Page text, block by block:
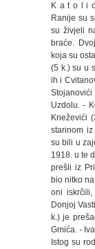
K a t o l i
Ranije su
su živjeli
braće.
koja su
(5 k.) su u
ih i
Uzdolu. -
Kneževići
starinom
su bili u
1918. u te
prešli iz
bio nitko
oni
Donjoj
k.) je
Gmića. -
Istog su